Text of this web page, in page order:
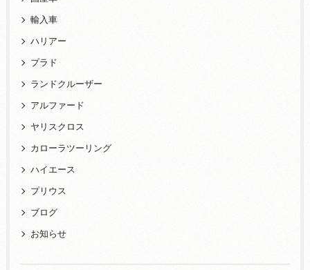
輸入車
ハリアー
プラド
ランドクルーザー
アルファード
ヤリスクロス
カローラツーリング
ハイエース
プリウス
ブログ
お知らせ